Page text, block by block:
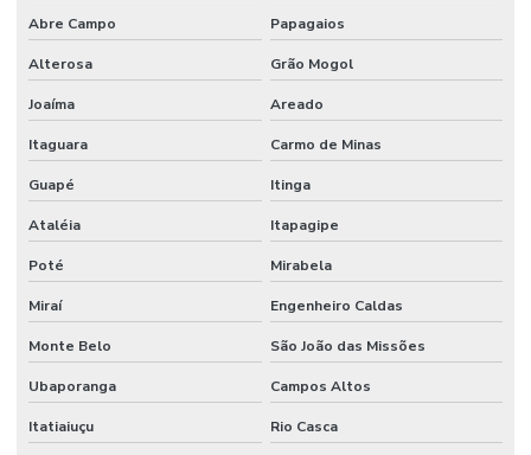
Abre Campo Papagaios
Alterosa Grão Mogol
Joaíma Areado
Itaguara Carmo de Minas
Guapé Itinga
Ataléia Itapagipe
Poté Mirabela
Miraí Engenheiro Caldas
Monte Belo São João das Missões
Ubaporanga Campos Altos
Itatiaiuçu Rio Casca